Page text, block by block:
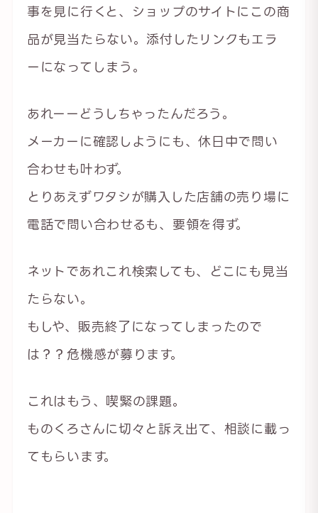
事を見に行くと、ショップのサイトにこの商
品が見当たらない。添付したリンクもエラ
ーになってしまう。
あれーーどうしちゃったんだろう。
メーカーに確認しようにも、休日中で問い
合わせも叶わず。
とりあえずワタシが購入した店舗の売り場に
電話で問い合わせるも、要領を得ず。
ネットであれこれ検索しても、どこにも見当
たらない。
もしや、販売終了になってしまったので
は？？危機感が募ります。
これはもう、喫緊の課題。
ものくろさんに切々と訴え出て、相談に載っ
てもらいます。